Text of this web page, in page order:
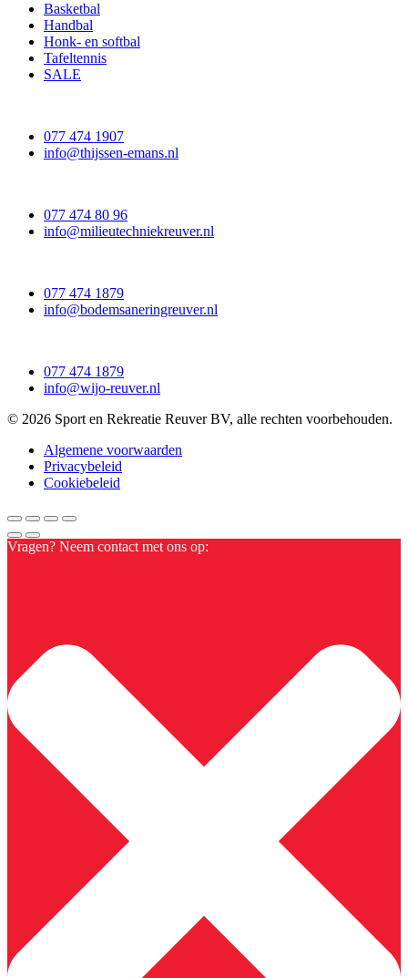
Basketbal
Handbal
Honk- en softbal
Tafeltennis
SALE
077 474 1907
info@thijssen-emans.nl
077 474 80 96
info@milieutechniekreuver.nl
077 474 1879
info@bodemsaneringreuver.nl
077 474 1879
info@wijo-reuver.nl
© 2026 Sport en Rekreatie Reuver BV, alle rechten voorbehouden.
Algemene voorwaarden
Privacybeleid
Cookiebeleid
Vragen? Neem contact met ons op: